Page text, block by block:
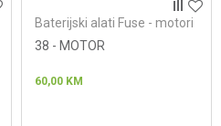
Baterijski alati Fuse - motori
38 - MOTOR
60,00 KM